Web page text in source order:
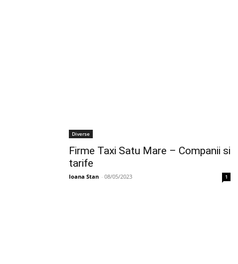
Diverse
Firme Taxi Satu Mare – Companii si
tarife
Ioana Stan - 08/05/2023 1